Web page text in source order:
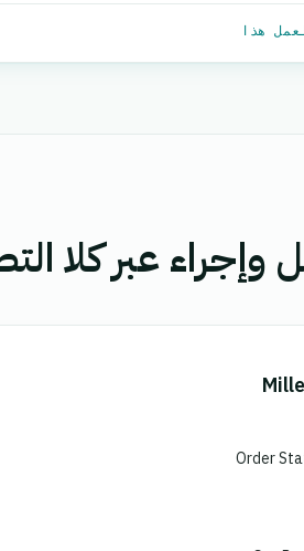
هذا
عبر كلا
Order